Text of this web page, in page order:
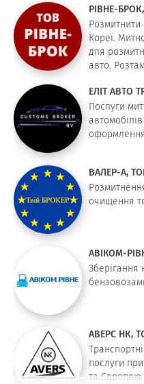
РІВНЕ-
Кореї.
для
авто.
ЕЛІТ АВТО
Послуги
ВАЛЕР-А,
очищення
АВІКОМ-
Зберігання
АВЕРС НК,
послуги
та Європою.